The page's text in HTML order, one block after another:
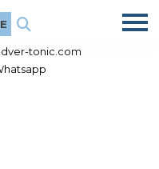
tonic.com